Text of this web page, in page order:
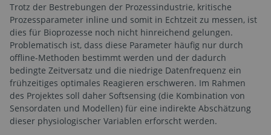
Trotz der Bestrebungen der Prozessindustrie, kritische
Prozessparameter inline und somit in Echtzeit zu messen, ist
dies für Bioprozesse noch nicht hinreichend gelungen.
Problematisch ist, dass diese Parameter häufig nur durch
offline-Methoden bestimmt werden und der dadurch
bedingte Zeitversatz und die niedrige Datenfrequenz ein
frühzeitiges optimales Reagieren erschweren. Im Rahmen
des Projektes soll daher Softsensing (die Kombination von
Sensordaten und Modellen) für eine indirekte Abschätzung
dieser physiologischer Variablen erforscht werden.